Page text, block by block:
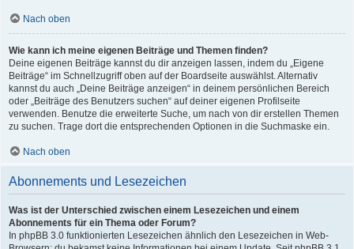
Nach oben
Wie kann ich meine eigenen Beiträge und Themen finden?
Deine eigenen Beiträge kannst du dir anzeigen lassen, indem du „Eigene
Beiträge“ im Schnellzugriff oben auf der Boardseite auswählst. Alternativ
kannst du auch „Deine Beiträge anzeigen“ in deinem persönlichen Bereich
oder „Beiträge des Benutzers suchen“ auf deiner eigenen Profilseite
verwenden. Benutze die erweiterte Suche, um nach von dir erstellen Themen
zu suchen. Trage dort die entsprechenden Optionen in die Suchmaske ein.
Nach oben
Abonnements und Lesezeichen
Was ist der Unterschied zwischen einem Lesezeichen und einem
Abonnements für ein Thema oder Forum?
In phpBB 3.0 funktionierten Lesezeichen ähnlich den Lesezeichen in Web-